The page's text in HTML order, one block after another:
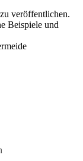
veröffentlichen.
Beispiele und